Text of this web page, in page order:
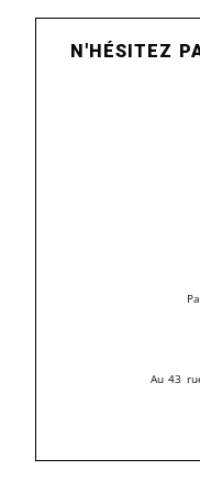
N'HÉSITEZ
Au 43